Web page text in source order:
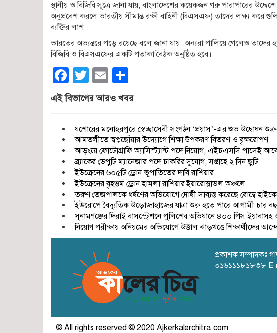
স্থানীয় ও বিজিবি সূত্রে জানা যায়, বাংলাদেশের কয়েকজন গরু পারাপারের
অনুপ্রবেশ করলে ভারতীয় সীমান্ত রক্ষী বাহিনী (বিএসএফ) তাদের লক্ষ্য করে
ব্যক্তির লাশ
ভারতের অভ্যন্তরে পড়ে রয়েছে বলে জানা যায়। অন্যরা পালিয়ে গেলেও তাদের
বিজিবি ও বিএসএফের একটি পতাকা বৈঠক অনুষ্ঠিত হবে।
Facebook
Twitter
Email
এই বিভাগের আরও খবর
যশোরের মনোহরপুরে স্বেচ্ছাসেবী সংগঠন ‘প্রয়াস’-এর শুভ উদ্বোধন
আমতলীতে স্বপ্নছোঁয়ার উদ্যোগে শিক্ষা উপকরণ বিতরণ ও বৃক্ষরোপণ
আড়ংয়ে ফোটোগ্রাফি অ্যাসিস্ট্যান্ট পদে নিয়োগ, এইচএসসি পাসেই
ব্র্যাকের ডেপুটি ম্যানেজার পদে চাকরির সুযোগ, সপ্তাহে ২ দিন ছুটি
ইউক্রেনের ৬০৫টি ড্রোন ভূপাতিতের দাবি রাশিয়ার
ইউক্রেনের বৃহত্তম ড্রোন হামলা রাশিয়ার ইয়ারোস্লাভল অঞ্চলে
তরুণ তেজপালকে ধর্ষণের অভিযোগে দোষী সাব্যস্ত করেছে বোম্বে
ইউরোপে বৈদ্যুতিক উড়োজাহাজের যাত্রা শুরু হতে পারে আগামী চার
সুনামগঞ্জের দিরাই বাসস্ট্রেশনে পুলিশের অভিযানে ৪০০ পিস
নিয়োগ পরীক্ষায় অনিয়মের অভিযোগে উত্তাল ঝাড়খণ্ডে শিক্ষার্থীদের
প্রকাশক সম্পাদকঃ
০১৬১১১৮১৮৩৮ E
© All rights reserved © 2020 Ajkerkalerchitra.com